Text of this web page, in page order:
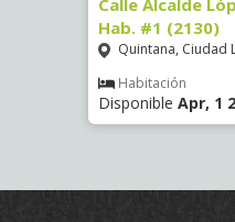
Calle Alcalde
Hab. #1 (2130)
Quintana, Ciudad
Habitación
Disponible Apr, 1